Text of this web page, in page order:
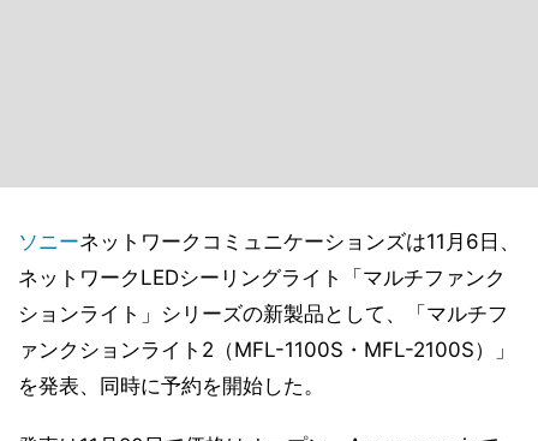
ソニーネットワークコミュニケーションズは11月6日、
ネットワークLEDシーリングライト「マルチファンク
ションライト」シリーズの新製品として、「マルチフ
ァンクションライト2（MFL-1100S・MFL-2100S）」
を発表、同時に予約を開始した。